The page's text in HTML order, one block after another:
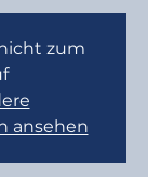
zum
ansehen